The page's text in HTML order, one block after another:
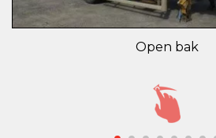
Open bak